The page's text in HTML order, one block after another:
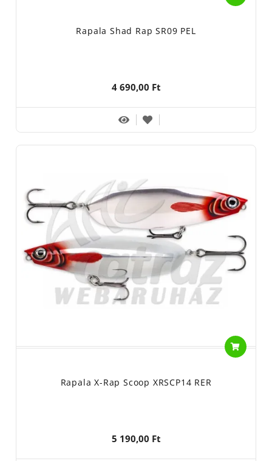
Rapala Shad Rap SR09 PEL
4 690,00 Ft
Rapala X-Rap Scoop XRSCP14 RER
5 190,00 Ft